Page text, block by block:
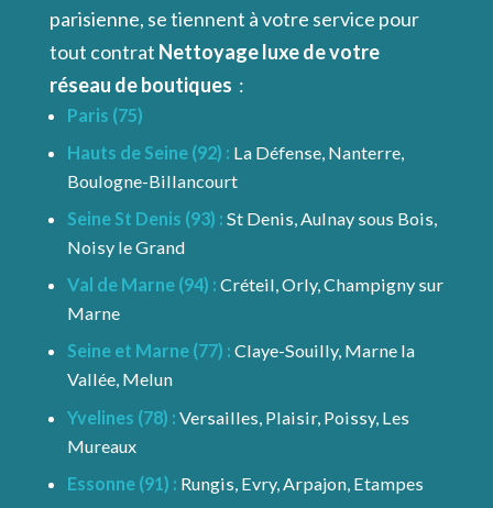
parisienne, se tiennent à votre service pour
tout contrat Nettoyage luxe de votre
réseau de boutiques :
Paris (75)
Hauts de Seine (92) : La Défense, Nanterre,
Boulogne-Billancourt
Seine St Denis (93) : St Denis, Aulnay sous Bois,
Noisy le Grand
Val de Marne (94) : Créteil, Orly, Champigny sur
Marne
Seine et Marne (77) : Claye-Souilly, Marne la
Vallée, Melun
Yvelines (78) : Versailles, Plaisir, Poissy, Les
Mureaux
Essonne (91) : Rungis, Evry, Arpajon, Etampes